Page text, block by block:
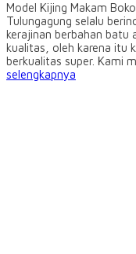
Model Kijing Makam
Tulungagung selalu
kerajinan berbahan batu
kualitas, oleh karena itu
berkualitas super. Kami
selengkapnya